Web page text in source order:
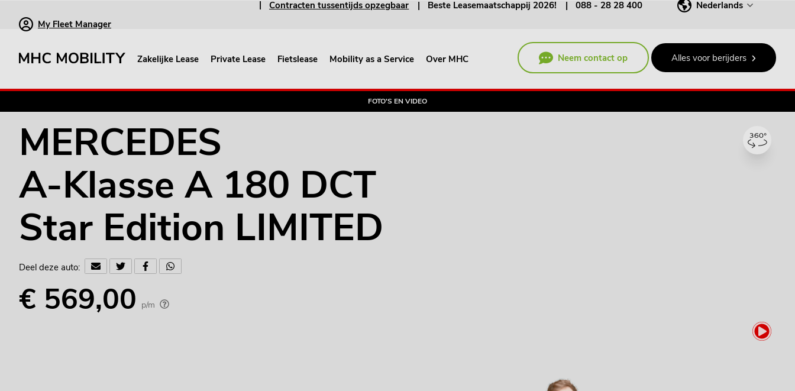
Contracten tussentijds opzegbaar Beste Leasemaatschappij 2026! 088 - 28 28 400
Nederlands
My Fleet Manager
Zakelijke Lease Private Lease Fietslease Mobility as a Service Over MHC Neem contact op Alles voor berijders
p/m ex. BTW
FOTO'S EN VIDEO
MERCEDES
A-Klasse A 180 DCT
Star Edition LIMITED
Deel deze auto:
€ 569,00 p/m